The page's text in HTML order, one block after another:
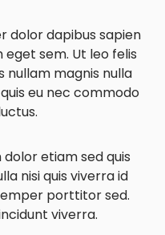
dolor dapibus sapien
sem. Ut leo felis
magnis nulla
eu nec commodo
etiam sed quis
nisi quis viverra id
porttitor sed.
viverra.